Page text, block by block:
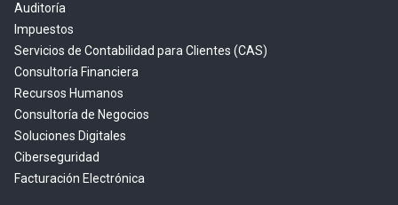
Auditoría
Impuestos
Servicios de Contabilidad para Clientes (CAS)
Consultoría Financiera
Recursos Humanos
Consultoría de Negocios
Soluciones Digitales
Ciberseguridad
Facturación Electrónica